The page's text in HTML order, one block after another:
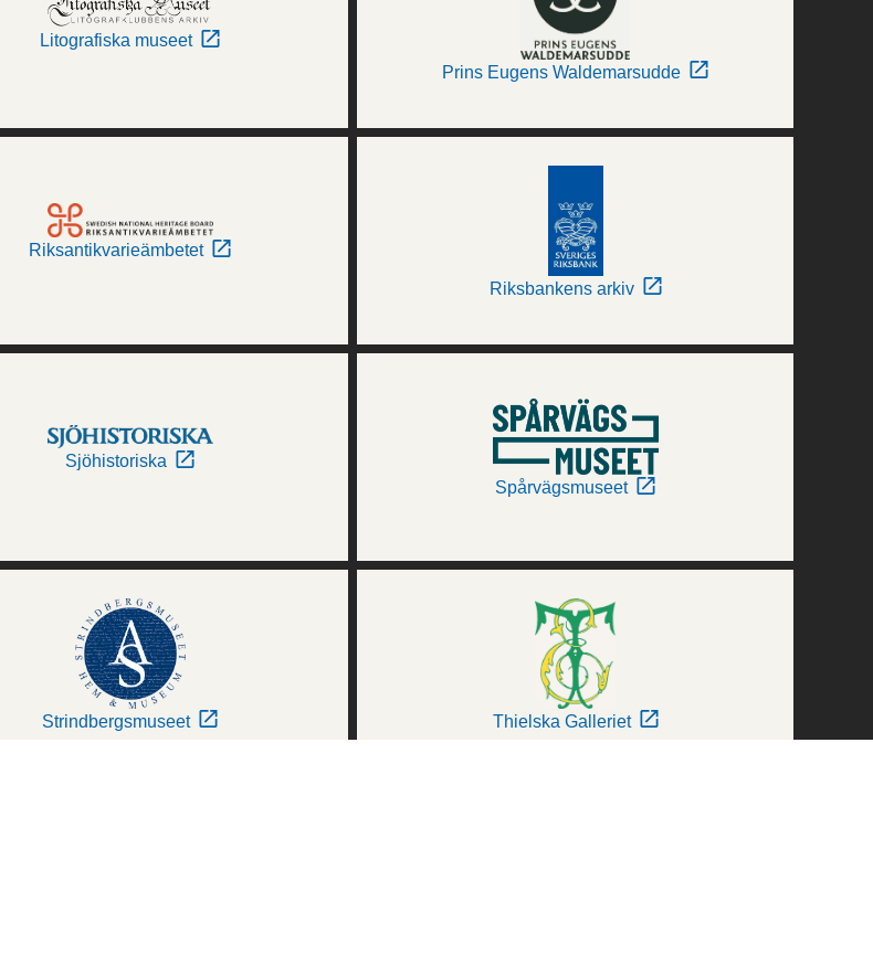
Litografiska museet
Prins Eugens Waldemarsudde
Riksantikvarieämbetet
Riksbankens arkiv
Sjöhistoriska
Spårvägsmuseet
Strindbergsmuseet Thielska Galleriet